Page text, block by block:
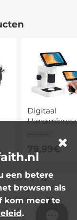
Digitaal
IPS-scherm,
afneembare
basis, 1000X
vergroting,
maakt 12MP
foto's, 1080P
video's,
79,99€
een betere
browsen als
kom meer te
.